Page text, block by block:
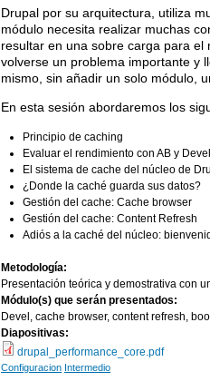
Drupal por su arquitectura, utiliza
módulo necesita realizar muchas
resultar en una sobre carga para el
volverse un problema importante y
mismo, sin añadir un solo módulo,
En esta sesión abordaremos los
Principio de caching
Evaluar el rendimiento con AB y Devel
El sistema de cache del núcleo de
¿Donde la caché guarda sus datos?
Gestión del cache: Cache browser
Gestión del cache: Content Refresh
Adiós a la caché del núcleo:
Metodología:
Presentación teórica y demostrativa con
Módulo(s) que serán presentados:
Devel, cache browser, content refresh,
Diapositivas:
drupal_performance_core.pdf
Configuracion Intermedio